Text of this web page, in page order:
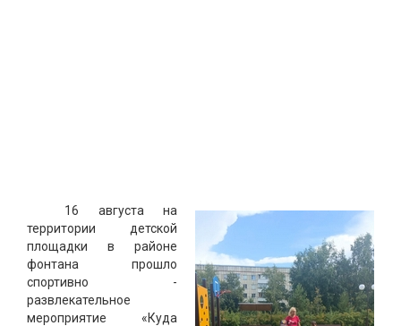
16 августа на
территории детской
площадки в районе
фонтана прошло
спортивно -
развлекательное
мероприятие «Куда